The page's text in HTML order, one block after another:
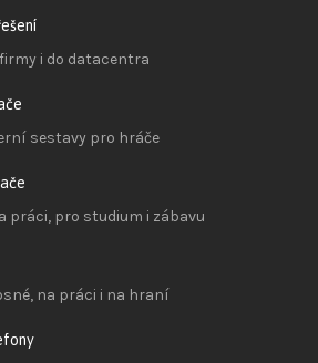
i do datacentra
sestavy pro hráče
práci, pro studium i zábavu
na práci i na hraní